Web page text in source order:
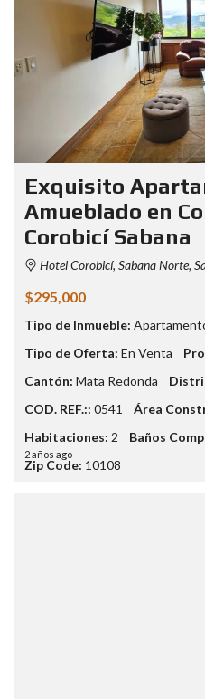
Exquisito
Amueblado en
Corobicí Sabana
Hotel Corobicí, Sabana Norte,
$295,000
Tipo de Inmueble:
Tipo de Oferta: En Venta
Cantón: Mata Redonda
COD. REF.:: 0541 Área
Habitaciones: 2 Baños
Zip Code: 10108
2 años ago